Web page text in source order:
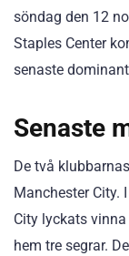
söndag den 12
Staples Center
senaste
Senaste
De två
Manchester City.
City lyckats
hem tre segrar.